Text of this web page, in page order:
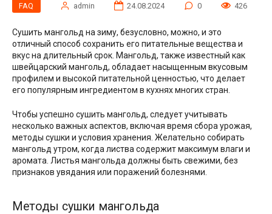
FAQ admin 24.08.2024 0 426
Сушить мангольд на зиму, безусловно, можно, и это
отличный способ сохранить его питательные вещества и
вкус на длительный срок. Мангольд, также известный как
швейцарский мангольд, обладает насыщенным вкусовым
профилем и высокой питательной ценностью, что делает
его популярным ингредиентом в кухнях многих стран.
Чтобы успешно сушить мангольд, следует учитывать
несколько важных аспектов, включая время сбора урожая,
методы сушки и условия хранения. Желательно собирать
мангольд утром, когда листва содержит максимум влаги и
аромата. Листья мангольда должны быть свежими, без
признаков увядания или поражений болезнями.
Методы сушки мангольда